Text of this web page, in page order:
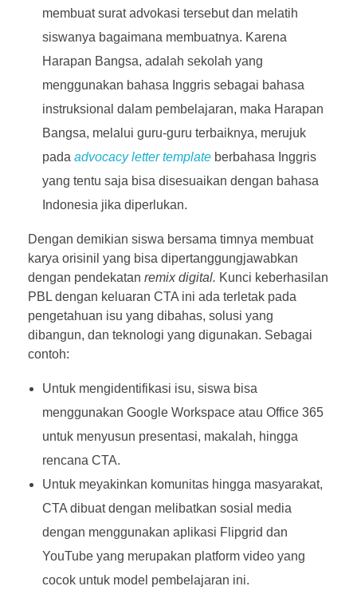
membuat surat advokasi tersebut dan melatih
siswanya bagaimana membuatnya. Karena
Harapan Bangsa, adalah sekolah yang
menggunakan bahasa Inggris sebagai bahasa
instruksional dalam pembelajaran, maka Harapan
Bangsa, melalui guru-guru terbaiknya, merujuk
pada advocacy letter templateberbahasa Inggris
yang tentu saja bisa disesuaikan dengan bahasa
Indonesia jika diperlukan.
Dengan demikian siswa bersama timnya membuat
karya orisinil yang bisa dipertanggungjawabkan
dengan pendekatan remix digital. Kunci keberhasilan
PBL dengan keluaran CTA ini ada terletak pada
pengetahuan isu yang dibahas, solusi yang
dibangun, dan teknologi yang digunakan. Sebagai
contoh:
Untuk mengidentifikasi isu, siswa bisa
menggunakan Google Workspace atau Office 365
untuk menyusun presentasi, makalah, hingga
rencana CTA.
Untuk meyakinkan komunitas hingga masyarakat,
CTA dibuat dengan melibatkan sosial media
dengan menggunakan aplikasi Flipgrid dan
YouTube yang merupakan platform video yang
cocok untuk model pembelajaran ini.